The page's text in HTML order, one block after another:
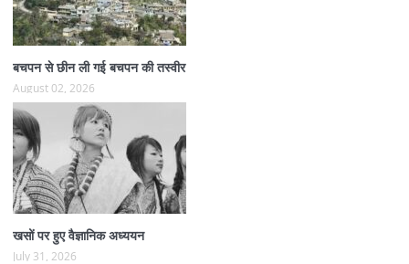
बचपन से छीन ली गई बचपन की तस्वीर
August 02, 2026
खसों पर हुए वैज्ञानिक अध्ययन
July 31, 2026